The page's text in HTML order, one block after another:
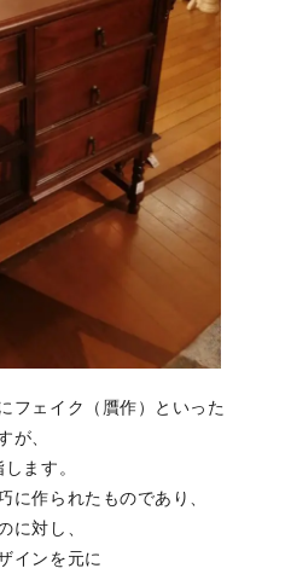
フェイク（贋作）といった
が、
ます。
に作られたものであり、
に対し、
インを元に